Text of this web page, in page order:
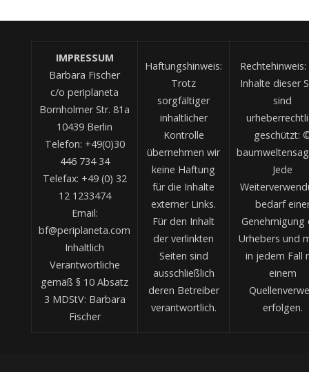
IMPRESSUM
Barbara Fischer
c/o periplaneta
Bornholmer Str. 81a
10439 Berlin
Telefon: +49(0)30
446 734 34
Telefax: +49 (0) 32
12 1233474
Email:
bf@periplaneta.com
Inhaltlich
Verantwortliche
gemäß § 10 Absatz
3 MDStV: Barbara
Fischer
Haftungshinweis:
Trotz
sorgfältiger
inhaltlicher
Kontrolle
übernehmen wir
keine Haftung
für die Inhalte
externer Links.
Für den Inhalt
der verlinkten
Seiten sind
ausschließlich
deren Betreiber
verantwortlich.
Rechtehinweis:
Inhalte dieser
sind
geschützt:
Jede
bedarf
Genehmigung
Urhebers und
in jedem Fall
einem
erfolgen.